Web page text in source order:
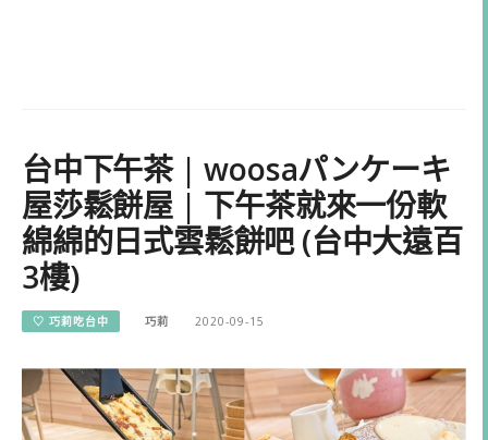
台中下午茶 | woosaパンケーキ
屋莎鬆餅屋 | 下午茶就來一份軟
綿綿的日式雲鬆餅吧 (台中大遠百
3樓)
♡ 巧莉吃台中 巧莉 2020-09-15